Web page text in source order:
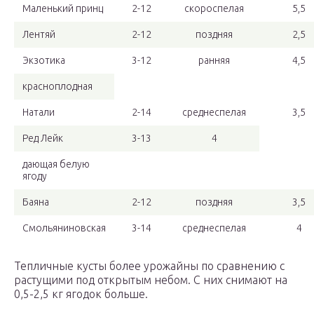
Маленький принц 2-12 скороспелая 5,5
Лентяй 2-12 поздняя 2,5
Экзотика 3-12 ранняя 4,5
красноплодная
Натали 2-14 среднеспелая 3,5
Ред Лейк 3-13 4
дающая белую
ягоду
Баяна 2-12 поздняя 3,5
Смольяниновская 3-14 среднеспелая 4
Тепличные кусты более урожайны по сравнению с
растущими под открытым небом. С них снимают на
0,5-2,5 кг ягодок больше.